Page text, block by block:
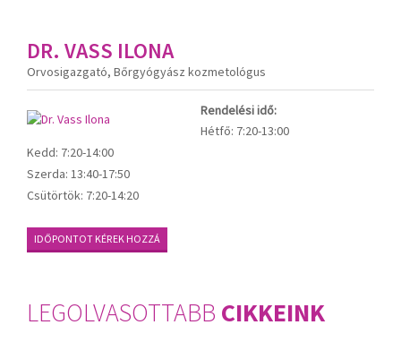
DR. VASS ILONA
Orvosigazgató, Bőrgyógyász kozmetológus
Rendelési idő:
Hétfő: 7:20-13:00
Kedd: 7:20-14:00
Szerda: 13:40-17:50
Csütörtök: 7:20-14:20
IDŐPONTOT KÉREK HOZZÁ
LEGOLVASOTTABB CIKKEINK